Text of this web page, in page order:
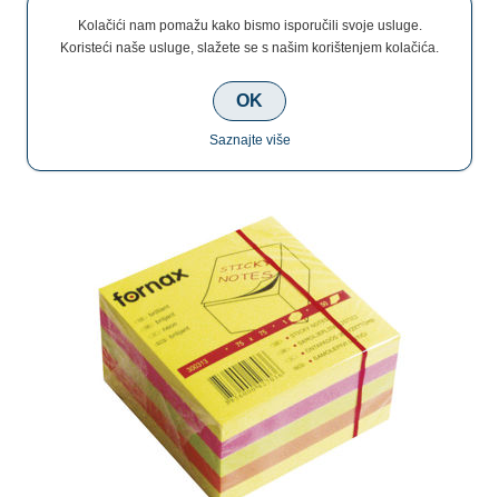
Blok samoljepljiv kocka 75x75mm 450L Fornax
neon
Kolačići nam pomažu kako bismo isporučili svoje usluge.
Koristeći naše usluge, slažete se s našim korištenjem kolačića.
OK
Saznajte više